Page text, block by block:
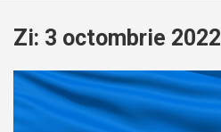
Zi: 3 octombrie 2022